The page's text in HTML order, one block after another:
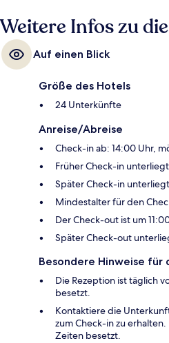
Weitere Infos zu
Auf einen Blick
Größe des Hotels
24 Unterkünfte
Anreise/Abreise
Check-in ab: 14:00 Uhr,
Früher Check-in
Später Check-in
Mindestalter für den
Der Check-out ist um
Später Check-out
Besondere Hinweise für
Die Rezeption ist täglich
besetzt.
Kontaktiere die
zum Check-in zu
Zeiten besetzt.